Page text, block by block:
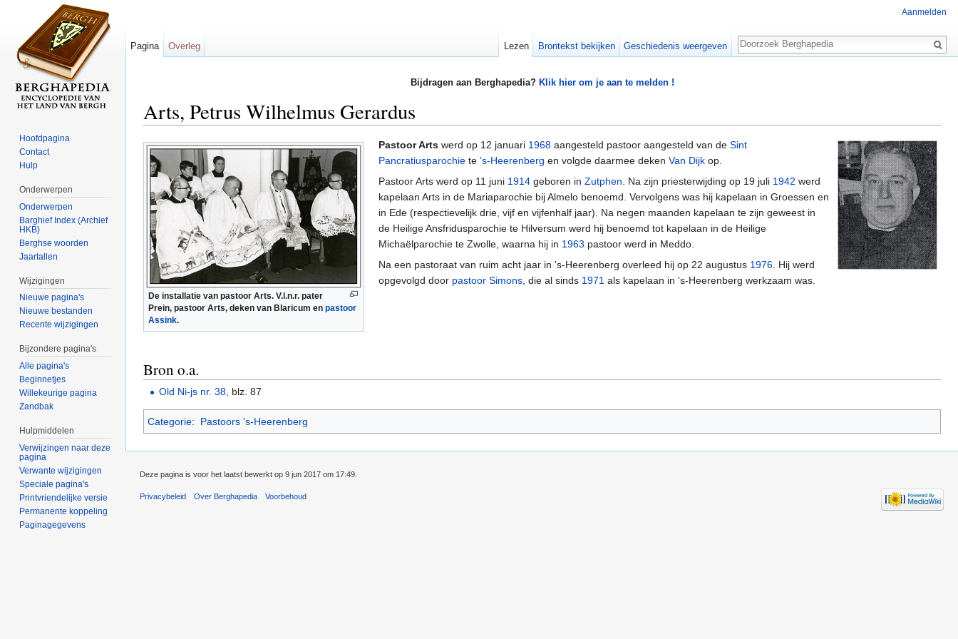
Bijdragen aan Berghapedia? Klik hier om je aan te melden !
Arts, Petrus Wilhelmus Gerardus
De installatie van pastoor Arts. V.l.n.r. pater
Prein, pastoor Arts, deken van Blaricum en pastoor
Assink.
Pastoor Artswerd op 12 januari 1968aangesteld pastoor aangesteld van de Sint
Pancratiusparochiete 's-Heerenberg en volgde daarmee deken Van Dijkop.
Pastoor Arts werd op 11 juni 1914geboren in Zutphen. Na zijn priesterwijding op 19 juli 1942 werd
kapelaan Arts in de Mariaparochie bij Almelo benoemd. Vervolgens was hij kapelaan in Groessen en
in Ede (respectievelijk drie, vijf en vijfenhalf jaar). Na negen maanden kapelaan te zijn geweest in
de Heilige Ansfridusparochie te Hilversum werd hij benoemd tot kapelaan in de Heilige
Michaëlparochie te Zwolle, waarna hij in 1963 pastoor werd in Meddo.
Na een pastoraat van ruim acht jaar in 's-Heerenberg overleed hij op 22 augustus 1976. Hij werd
opgevolgd door pastoor Simons, die al sinds 1971als kapelaan in 's-Heerenberg werkzaam was.
Bron o.a.
Old Ni-js nr. 38 , blz. 87
Categorie: Pastoors 's-Heerenberg
Aanmelden
Pagina Overleg Lezen Brontekst bekijken Geschiedenis weergeven
Zoeken
Hoofdpagina
Contact
Hulp
Onderwerpen
Onderwerpen
Barghief Index (Archief
HKB)
Berghse woorden
Jaartallen
Wijzigingen
Nieuwe pagina's
Nieuwe bestanden
Recente wijzigingen
Bijzondere pagina's
Alle pagina's
Beginnetjes
Willekeurige pagina
Zandbak
Hulpmiddelen
Verwijzingen naar deze
pagina
Verwante wijzigingen
Speciale pagina's
Printvriendelijke versie
Permanente koppeling
Paginagegevens
Deze pagina is voor het laatst bewerkt op 9 jun 2017 om 17:49.
Privacybeleid Over Berghapedia Voorbehoud